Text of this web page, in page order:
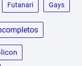
Futanari Gays